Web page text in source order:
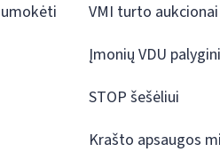
VMI turto aukcionai
Įmonių VDU
STOP šešėliui
Krašto apsaugos